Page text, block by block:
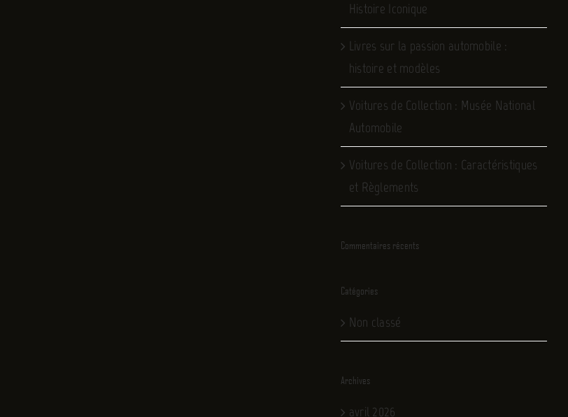
Histoire Iconique
Livres sur la passion automobile :
histoire et modèles
Voitures de Collection : Musée National
Automobile
Voitures de Collection : Caractéristiques
et Règlements
Commentaires récents
Catégories
Non classé
Archives
avril 2026